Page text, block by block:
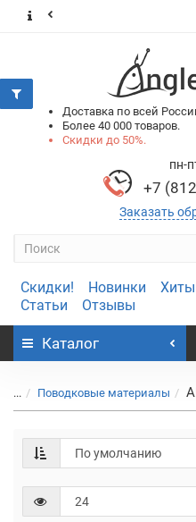
Доставка по всей
Более 40 000 товаров.
Скидки до 50%.
пн-
+7
Заказать
Скидки! Новинки
Статьи
Отзывы
Каталог
... Поводковые материалы